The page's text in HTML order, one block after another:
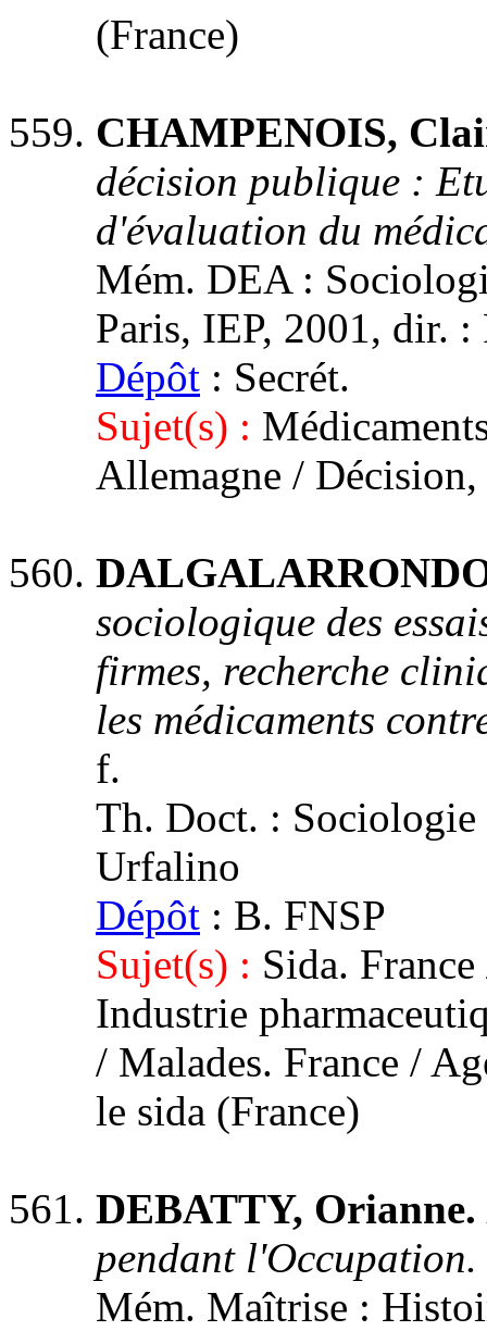
(France)
CHAMPENOIS,
décision publique :
d'évaluation du
Mém. DEA :
Paris, IEP, 2001, dir.
Dépôt : Secrét.
Sujet(s) :
Allemagne / Décision,
sociologique des
firmes, recherche
les médicaments
f.
Th. Doct. : Sociologie
Urfalino
Dépôt : B. FNSP
Sujet(s) : Sida.
Industrie
/ Malades. France /
le sida (France)
DEBATTY, Orianne.
pendant l'Occupation.
Mém. Maîtrise :